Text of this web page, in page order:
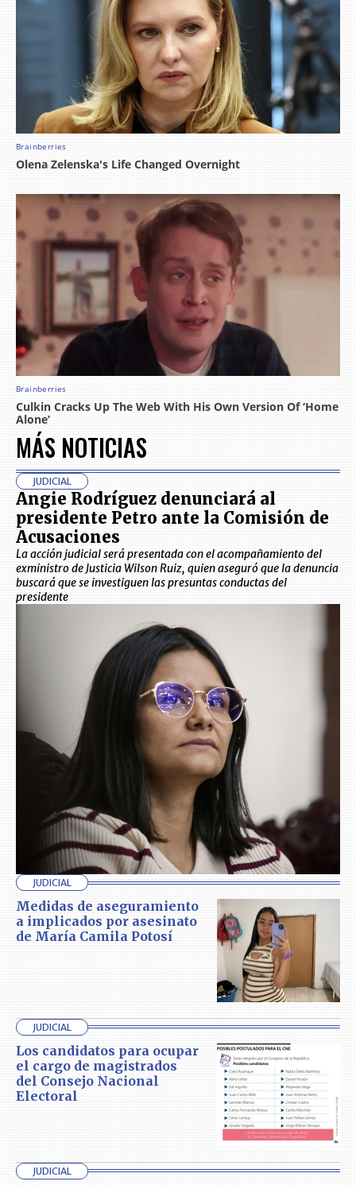
MÁS NOTICIAS
JUDICIAL
Angie Rodríguez denunciará al
presidente Petro ante la Comisión de
Acusaciones
La acción judicial será presentada con el acompañamiento del
exministro de Justicia Wilson Ruiz, quien aseguró que la denuncia
buscará que se investiguen las presuntas conductas del
presidente
JUDICIAL
Medidas de aseguramiento
a implicados por asesinato
de María Camila Potosí
JUDICIAL
Los candidatos para ocupar
el cargo de magistrados
del Consejo Nacional
Electoral
JUDICIAL